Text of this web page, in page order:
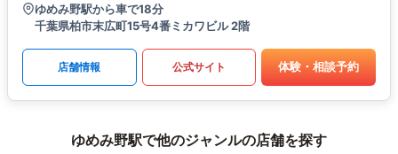
ゆめみ野駅から車で18分
千葉県柏市末広町15号4番ミカワビル 2階
店舗情報 公式サイト 体験・相談予約
ゆめみ野駅で他のジャンルの店舗を探す